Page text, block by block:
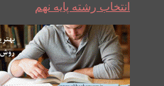
انتخاب رشته پایه نهم